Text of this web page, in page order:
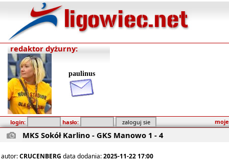
redaktor dyżurny:
paulinus
login: hasło:
MKS Sokół Karlino - GKS Manowo 1 - 4
autor:CRUCENBERG data dodania:2025-11-22 17:00